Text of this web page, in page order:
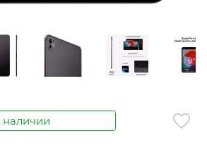
наличии